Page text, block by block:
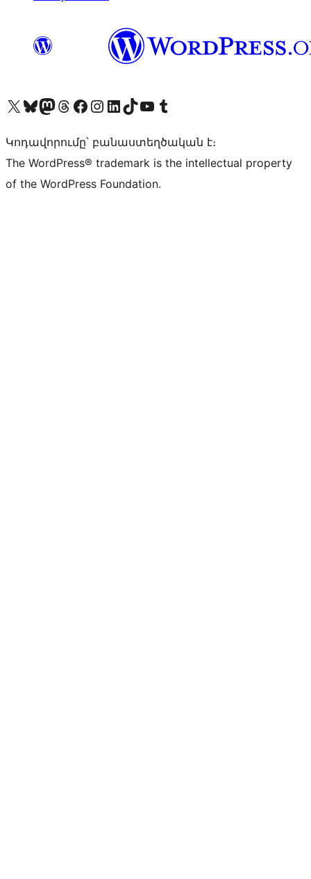
Visit our X (formerly Twitter) account
Visit our Bluesky account
Visit our Mastodon account
Visit our Threads account
Visit our Facebook page
Visit our Instagram account
Visit our LinkedIn account
Visit our TikTok account
Visit our YouTube channel
Visit our Tumblr account
Կոդավորումը՝ բանաստեղծական է։
The WordPress® trademark is the intellectual property
of the WordPress Foundation.